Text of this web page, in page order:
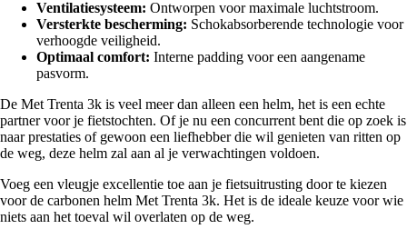
Ventilatiesysteem: Ontworpen voor maximale luchtstroom.
Versterkte bescherming: Schokabsorberende technologie voor
verhoogde veiligheid.
Optimaal comfort: Interne padding voor een aangename
pasvorm.
De Met Trenta 3k is veel meer dan alleen een helm, het is een echte
partner voor je fietstochten. Of je nu een concurrent bent die op zoek is
naar prestaties of gewoon een liefhebber die wil genieten van ritten op
de weg, deze helm zal aan al je verwachtingen voldoen.
Voeg een vleugje excellentie toe aan je fietsuitrusting door te kiezen
voor de carbonen helm Met Trenta 3k. Het is de ideale keuze voor wie
niets aan het toeval wil overlaten op de weg.